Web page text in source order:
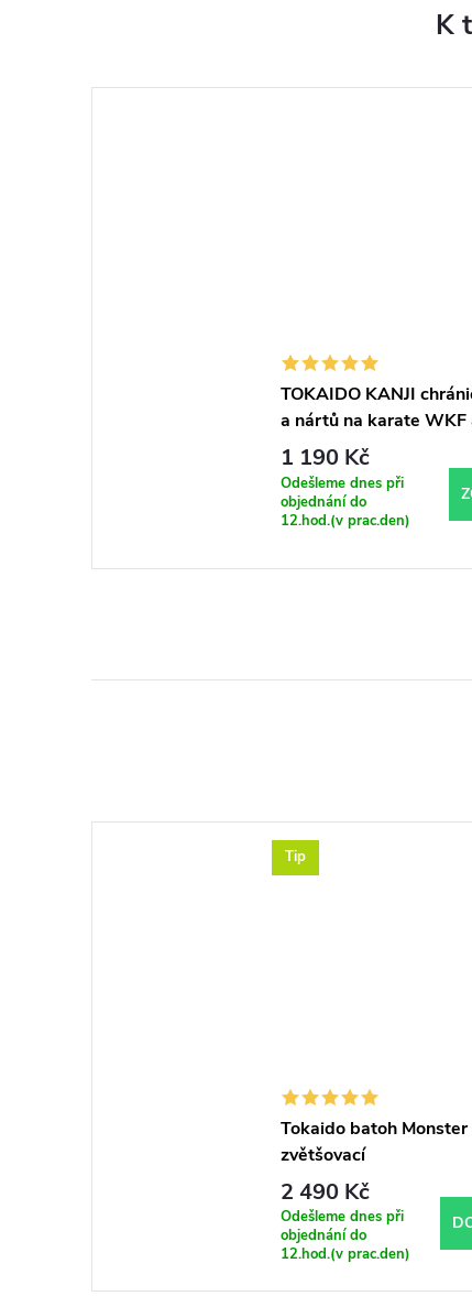
K
TOKAIDO KANJI
a nártů na karate WKF
1 190 Kč
Odešleme dnes při
objednání do
12.hod.(v prac.den)
Tip
Tokaido batoh Monster
zvětšovací
2 490 Kč
Odešleme dnes při
objednání do
12.hod.(v prac.den)